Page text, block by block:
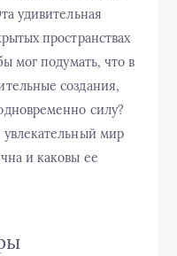
удивительная
пространствах
мог подумать, что в
создания,
силу?
увлекательный мир
и каковы ее